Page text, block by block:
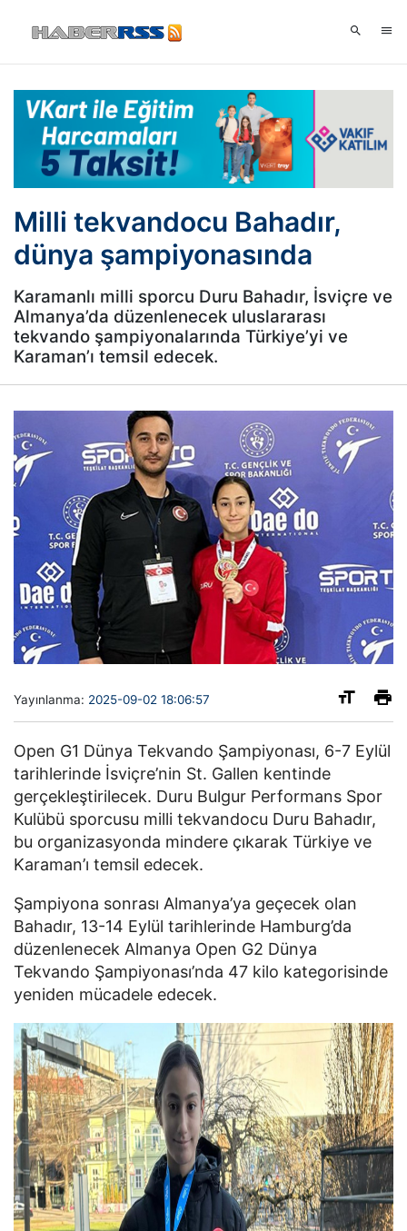
Milli tekvandocu Bahadır,
dünya şampiyonasında
Karamanlı milli sporcu Duru Bahadır, İsviçre ve
Almanya’da düzenlenecek uluslararası
tekvando şampiyonalarında Türkiye’yi ve
Karaman’ı temsil edecek.
Yayınlanma: 2025-09-02 18:06:57
Open G1 Dünya Tekvando Şampiyonası, 6-7 Eylül
tarihlerinde İsviçre’nin St. Gallen kentinde
gerçekleştirilecek. Duru Bulgur Performans Spor
Kulübü sporcusu milli tekvandocu Duru Bahadır,
bu organizasyonda mindere çıkarak Türkiye ve
Karaman’ı temsil edecek.
Şampiyona sonrası Almanya’ya geçecek olan
Bahadır, 13-14 Eylül tarihlerinde Hamburg’da
düzenlenecek Almanya Open G2 Dünya
Tekvando Şampiyonası’nda 47 kilo kategorisinde
yeniden mücadele edecek.